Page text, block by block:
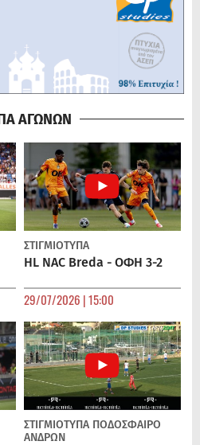
ΑΓΩΝΩΝ
ΣΤΙΓΜΙΟΤΥΠΑ
HL NAC Breda - ΟΦΗ 3-2
29/07/2026 | 15:00
ΣΤΙΓΜΙΟΤΥΠΑ ΠΟΔΌΣΦΑΙΡΟ
ΑΝΔΡΏΝ